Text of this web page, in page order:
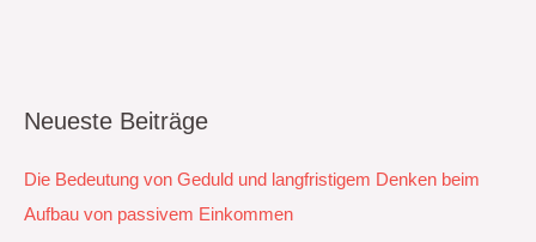
Neueste Beiträge
Die Bedeutung von Geduld und langfristigem Denken beim
Aufbau von passivem Einkommen